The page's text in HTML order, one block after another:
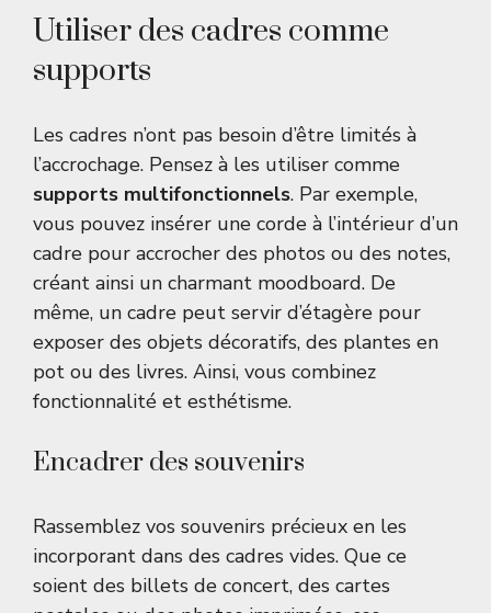
Utiliser des cadres comme
supports
Les cadres n’ont pas besoin d’être limités à
l’accrochage. Pensez à les utiliser comme
supports multifonctionnels. Par exemple,
vous pouvez insérer une corde à l’intérieur d’un
cadre pour accrocher des photos ou des notes,
créant ainsi un charmant moodboard. De
même, un cadre peut servir d’étagère pour
exposer des objets décoratifs, des plantes en
pot ou des livres. Ainsi, vous combinez
fonctionnalité et esthétisme.
Encadrer des souvenirs
Rassemblez vos souvenirs précieux en les
incorporant dans des cadres vides. Que ce
soient des billets de concert, des cartes